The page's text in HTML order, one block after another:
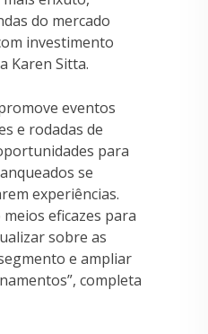
do mercado
investimento
Karen Sitta.
eventos
e rodadas de
para
se
experiências.
meios eficazes para
sobre as
e ampliar
completa